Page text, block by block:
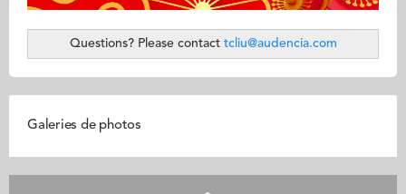
Questions? Please contact tcliu@audencia.com
Galeries de photos